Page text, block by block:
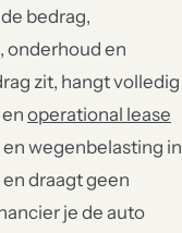
bedrag,
onderhoud en
zit, hangt volledig
en operational lease
wegenbelasting in
draagt geen
je de auto